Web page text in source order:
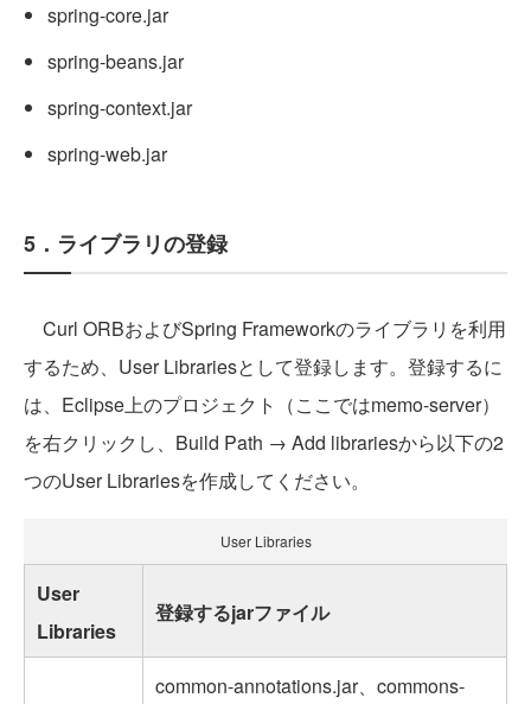
spring-core.jar
spring-beans.jar
spring-context.jar
spring-web.jar
5．ライブラリの登録
Curl ORBおよびSpring Frameworkのライブラリを利用
するため、User Librariesとして登録します。登録するに
は、Eclipse上のプロジェクト（ここではmemo-server）
を右クリックし、Build Path → Add librariesから以下の2
つのUser Librariesを作成してください。
User Libraries
User
Libraries
登録するjarファイル
common-annotations.jar、commons-